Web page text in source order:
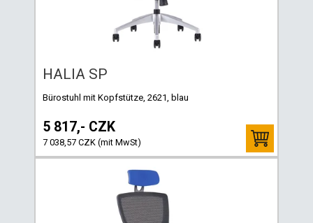
HALIA SP
Bürostuhl mit Kopfstütze, 2621, blau
5 817,- CZK
7 038,57 CZK (mit MwSt)